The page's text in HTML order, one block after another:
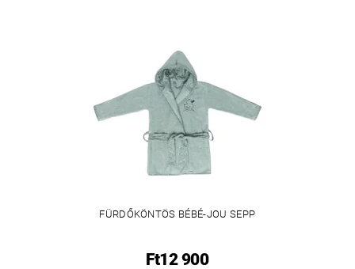
FÜRDŐKÖNTÖS BÉBÉ-JOU SEPP
Ft12 900